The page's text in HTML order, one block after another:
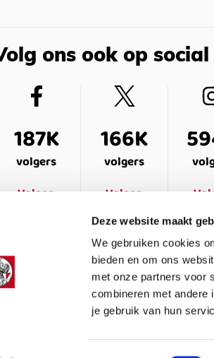
Deze website maakt
We gebruiken cookies
bieden en om ons
met onze partners voor
combineren met andere
je gebruik van hun
ons ook op social
187K
volgers
Volgen
166K
volgers
Volgen
OVER ONS